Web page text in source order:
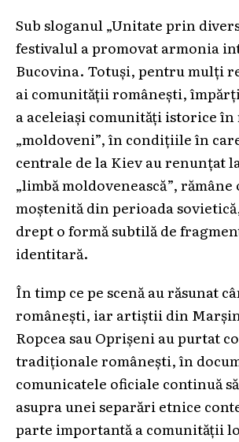
Sub sloganul „Unitate prin
festivalul a promovat armonia
Bucovina. Totuși, pentru mulți
ai comunității românești,
a aceleiași comunități istorice în
„moldoveni”, în condițiile în
centrale de la Kiev au renunțat
„limbă moldovenească”, rămâne
moștenită din perioada
drept o formă subtilă de
identitară.
În timp ce pe scenă au răsunat
românești, iar artiștii din
Ropcea sau Oprișeni au purtat
tradiționale românești, în
comunicatele oficiale continuă
asupra unei separări etnice
parte importantă a comunității